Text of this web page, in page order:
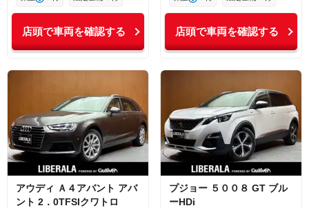
店頭で車両を確認する 店頭で車両を確認する
アウディ Ａ４アバント アバ
ント 2．0TFSIクワトロ
プジョー ５００８ GT ブル
ーHDi